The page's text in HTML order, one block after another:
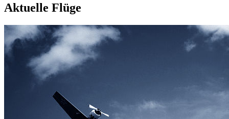
Aktuelle Flüge